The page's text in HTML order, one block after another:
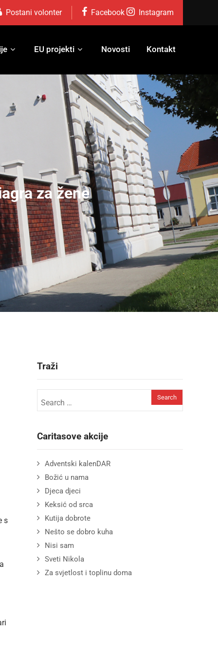
Postani volonter Facebook Instagram
EU projekti Novosti Kontakt
za žene
s
Traži
Caritasove akcije
Adventski kalenDAR
Božić u nama
Djeca djeci
Keksić od srca
Kutija dobrote
Nešto se dobro kuha
Nisi sam
Sveti Nikola
Za svjetlost i toplinu doma